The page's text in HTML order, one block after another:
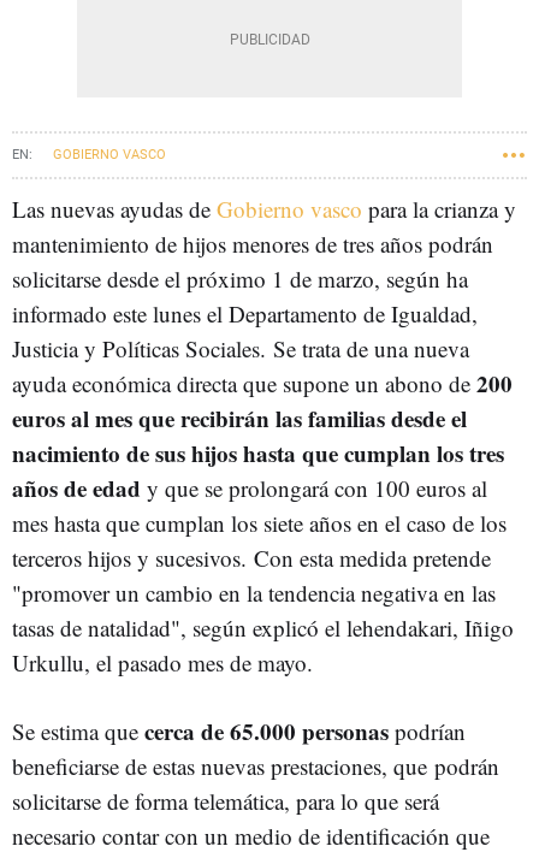
GOBIERNO VASCO
Las nuevas ayudas de Gobierno vasco para la crianza y
mantenimiento de hijos menores de tres años podrán
solicitarse desde el próximo 1 de marzo, según ha
informado este lunes el Departamento de Igualdad,
Justicia y Políticas Sociales. Se trata de una nueva
ayuda económica directa que supone un abono de 200
euros al mes que recibirán las familias desde el
nacimiento de sus hijos hasta que cumplan los tres
años de edad y que se prolongará con 100 euros al
mes hasta que cumplan los siete años en el caso de los
terceros hijos y sucesivos. Con esta medida pretende
"promover un cambio en la tendencia negativa en las
tasas de natalidad", según explicó el lehendakari, Iñigo
Urkullu, el pasado mes de mayo.
Se estima que cerca de 65.000 personas podrían
beneficiarse de estas nuevas prestaciones, que podrán
solicitarse de forma telemática, para lo que será
necesario contar con un medio de identificación que